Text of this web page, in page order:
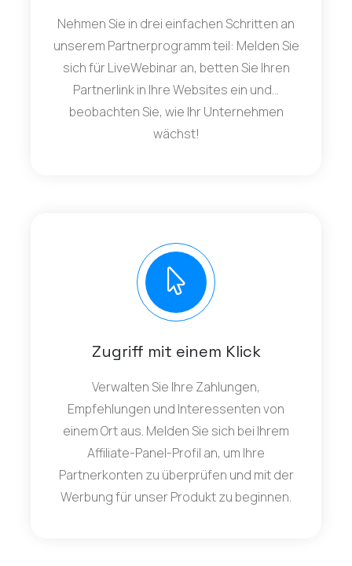
Nehmen Sie in drei einfachen Schritten an
unserem Partnerprogramm teil: Melden Sie
sich für LiveWebinar an, betten Sie Ihren
Partnerlink in Ihre Websites ein und...
beobachten Sie, wie Ihr Unternehmen
wächst!
Zugriff mit einem Klick
Verwalten Sie Ihre Zahlungen,
Empfehlungen und Interessenten von
einem Ort aus. Melden Sie sich bei Ihrem
Affiliate-Panel-Profil an, um Ihre
Partnerkonten zu überprüfen und mit der
Werbung für unser Produkt zu beginnen.